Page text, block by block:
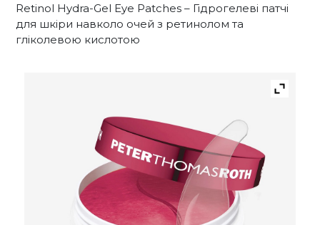
Retinol Hydra-Gel Eye Patches – Гідрогелеві патчі
для шкіри навколо очей з ретинолом та
гліколевою кислотою